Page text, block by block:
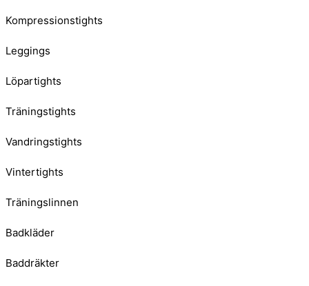
Kompressionstights
Leggings
Löpartights
Träningstights
Vandringstights
Vintertights
Träningslinnen
Badkläder
Baddräkter